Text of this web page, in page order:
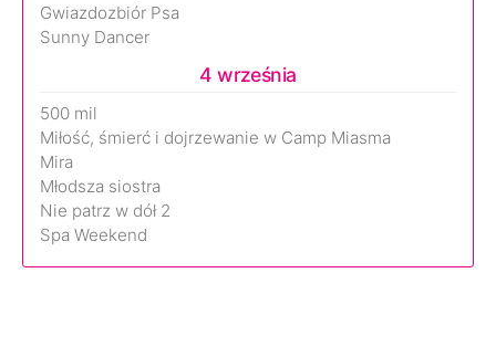
Gwiazdozbiór Psa
Sunny Dancer
4 września
500 mil
Miłość, śmierć i dojrzewanie w Camp Miasma
Mira
Młodsza siostra
Nie patrz w dół 2
Spa Weekend